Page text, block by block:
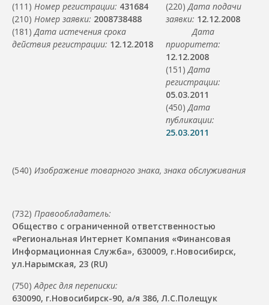
(111) Номер регистрации: 431684
(210) Номер заявки: 2008738488
(181)Дата истечения срока
действия регистрации: 12.12.2018
(220)Дата подачи
заявки: 12.12.2008
Дата
приоритета:
12.12.2008
(151)Дата
регистрации:
05.03.2011
(450)Дата
публикации:
25.03.2011
(540) Изображение товарного знака, знака обслуживания
(732) Правообладатель:
Общество с ограниченной ответственностью
«Региональная Интернет Компания «Финансовая
Информационная Служба», 630009, г.Новосибирск,
ул.Нарымская, 23 (RU)
(750)Адрес для переписки:
630090, г.Новосибирск-90, а/я 386, Л.С.Полещук